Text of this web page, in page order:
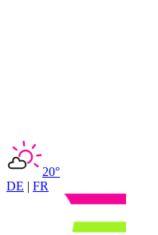
20°
DE | FR